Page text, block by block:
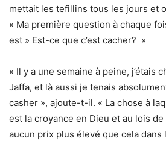
mettait les tefillins tous les jours et
« Ma première question à chaque
est » Est-ce que c’est cacher? »
« Il y a une semaine à peine, j’étais
Jaffa, et là aussi je tenais
casher », ajoute-t-il. « La chose à
est la croyance en Dieu et au lois de
aucun prix plus élevé que cela dans